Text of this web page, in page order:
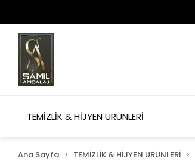
TEMİZLİK & HİJYEN ÜRÜNLERİ
Ana Sayfa TEMİZLİK & HİJYEN ÜRÜNLERİ